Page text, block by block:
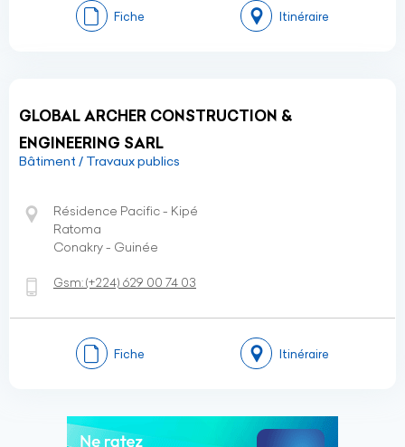
Fiche Itinéraire
GLOBAL ARCHER CONSTRUCTION &
ENGINEERING SARL
Bâtiment / Travaux publics
Résidence Pacific - Kipé
Ratoma
Conakry - Guinée
Gsm:(+224) 629 00 74 03
Fiche Itinéraire